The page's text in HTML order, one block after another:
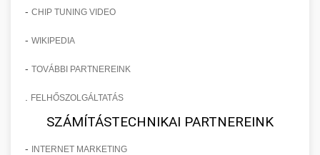
- CHIP TUNING VIDEO
- WIKIPEDIA
- TOVÁBBI PARTNEREINK
FELHŐSZOLGÁLTATÁS
SZÁMÍTÁSTECHNIKAI PARTNEREINK
- INTERNET MARKETING